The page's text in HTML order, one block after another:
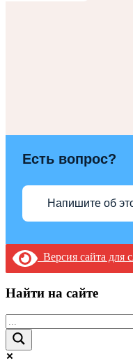
Есть вопрос?
Напишите об
Версия сайта для
Найти на сайте